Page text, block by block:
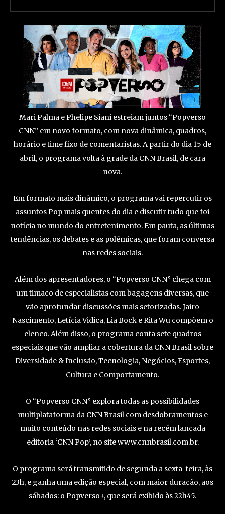
Mari Palma e Phelipe Siani estreiam juntos “Popverso
CNN” em novo formato, com nova dinâmica, quadros,
horário e time fixo de comentaristas. A partir do dia 15 de
abril, o programa volta à grade da CNN Brasil, de cara
nova.
Em formato mais dinâmico, o programa vai repercutir os
assuntos Pop mais quentes do dia e discutir tudo que foi
notícia no mundo do entretenimento. Em pauta, as últimas
tendências, os debates e as polêmicas, que foram conversa
nas redes sociais.
Além dos apresentadores, o “Popverso CNN” chega com
um timaço de especialistas com bagagens diversas, que
vão aprofundar discussões mais setorizadas. Jairo
Nascimento, Letícia Vidica, Lia Bock e Rita Wu compõem o
elenco. Além disso, o programa conta sete quadros
especiais que vão ampliar a cobertura da CNN Brasil sobre
Diversidade & Inclusão, Tecnologia, Negócios, Esportes,
Cultura e Comportamento.
O “Popverso CNN” explora todas as possibilidades
multiplataforma da CNN Brasil com desdobramentos e
muito conteúdo nas redes sociais e na recém lançada
editoria ‘CNN Pop’, no site www.cnnbrasil.com.br.
O programa será transmitido de segunda a sexta-feira, às
23h, e ganha uma edição especial, com maior duração, aos
sábados: o Popverso+, que será exibido às 22h45.